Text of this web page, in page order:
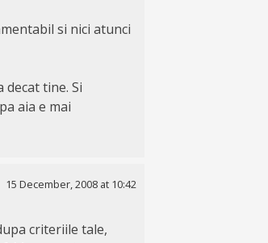
si nici atunci
tine. Si
aia e mai
15 December, 2008 at 10:42
criteriile tale,